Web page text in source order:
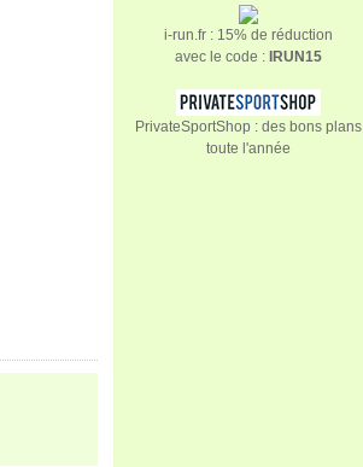
i-run.fr : 15% de réduction
avec le code : IRUN15
PrivateSportShop : des bons plans
toute l'année